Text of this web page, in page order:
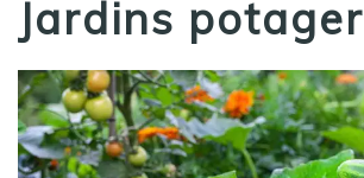
Jardins potager